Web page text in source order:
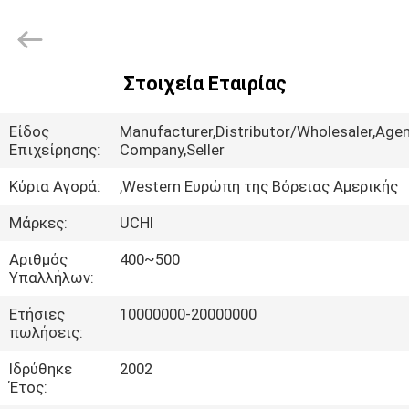
ΠΡΟΪΌΝΤΑ
ΠΕΡΊΠΟΥ
ΕΜΕΊΣ
ΓΎΡΟΣ
ΕΡΓΟΣΤΑΣΊΩΝ
ΠΟΙΟΤΙΚΌΣ
Technology
Co.,Ltd.
Στοιχεία Εταιρίας
Είδος
Επιχείρησης:
Manufacturer,Distributor/
Company,Seller
Κύρια Αγορά:
,Western Ευρώπη της Βόρειας Αμερικής
Μάρκες:
UCHI
Αριθμός
Υπαλλήλων:
400~500
Ετήσιες
πωλήσεις:
10000000-20000000
Ιδρύθηκε
Έτος:
2002